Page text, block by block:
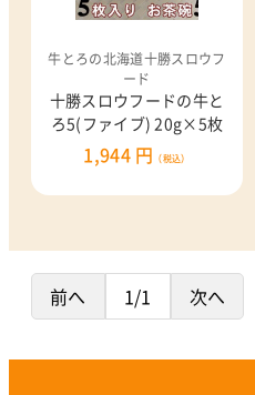
牛とろの北海道十勝スロウフ
ード
十勝スロウフードの牛と
ろ5(ファイブ) 20g×5枚
1,944 円 （税込）
前へ 1/1 次へ